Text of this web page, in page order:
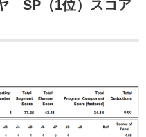
SP（1位）スコア